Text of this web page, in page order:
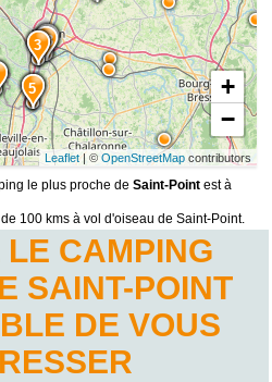
14
13
12
5
4
32
+
−
Leaflet| © OpenStreetMapcontributors
le plus proche deSaint-Point est à
100 kms à vol d'oiseau de Saint-Point.
CAMPING
SAINT-POINT
DE VOUS